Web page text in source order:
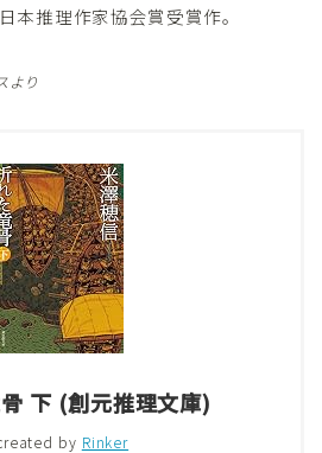
本推理作家協会賞受賞作。
より
下 (創元推理文庫)
by Rinker